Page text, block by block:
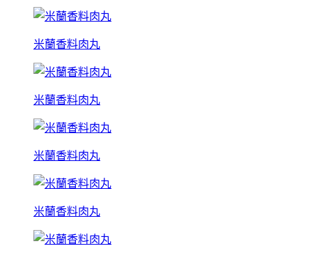
米蘭香料肉丸
米蘭香料肉丸
米蘭香料肉丸
米蘭香料肉丸